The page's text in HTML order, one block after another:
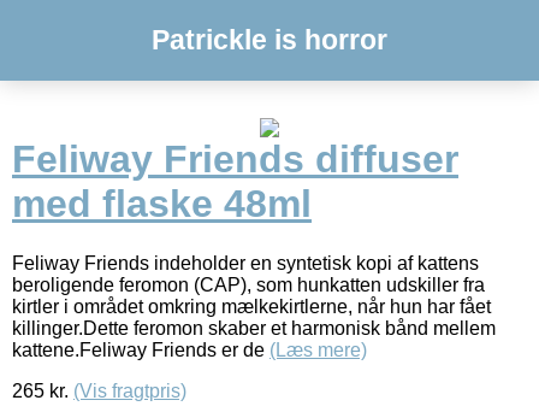
Patrickle is horror
Feliway Friends diffuser
med flaske 48ml
Feliway Friends indeholder en syntetisk kopi af kattens
beroligende feromon (CAP), som hunkatten udskiller fra
kirtler i området omkring mælkekirtlerne, når hun har fået
killinger.Dette feromon skaber et harmonisk bånd mellem
kattene.Feliway Friends er de (Læs mere)
265 kr. (Vis fragtpris)